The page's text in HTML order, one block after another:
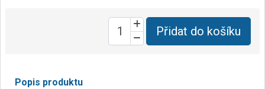
Přidat do košíku
Popis produktu